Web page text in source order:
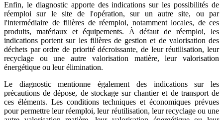
Enfin, le diagnostic apporte des indications sur les possibilités de
réemploi sur le site de l'opération, sur un autre site, ou par
l'intermédiaire de filières de réemploi, notamment locales, de ces
produits, matériaux et équipements. À défaut de réemploi, les
indications portent sur les filières de gestion et de valorisation des
déchets par ordre de priorité décroissante, de leur réutilisation, leur
recyclage ou une autre valorisation matière, leur valorisation
énergétique ou leur élimination.
Le diagnostic mentionne également des indications sur les
précautions de dépose, de stockage sur chantier et de transport de
ces éléments. Les conditions techniques et économiques prévues
pour permettre leur réemploi, leur réutilisation, leur recyclage ou une